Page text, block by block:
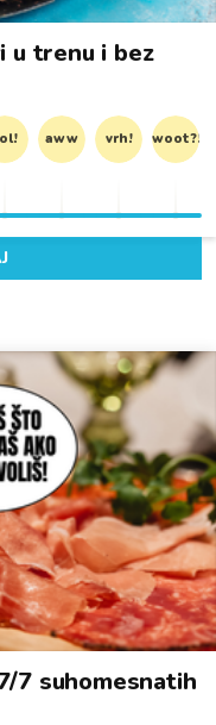
trenu i bez
aww vrh! woot?!
7 suhomesnatih